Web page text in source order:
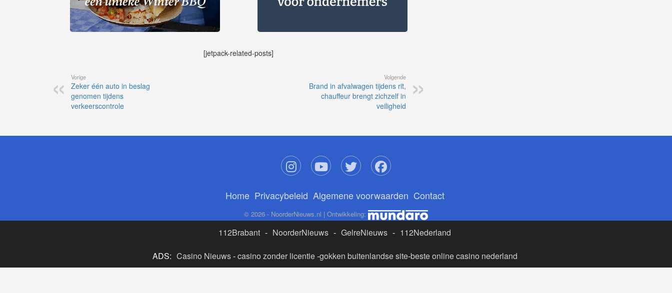
[jetpack-related-posts]
Vorige
Zeker één auto in beslag
genomen tijdens
verkeerscontrole
Volgende
Brand in afvalwagen tijdens rit,
chauffeur brengt zichzelf in
veiligheid
Home Privacybeleid Algemene voorwaarden Contact
© 2026 - NoorderNieuws.nl | Ontwikkeling:
112Brabant - NoorderNieuws - GelreNieuws - 112Nederland
ADS: Casino Nieuws-casino zonder licentie-gokken buitenlandse site-beste online casino nederland